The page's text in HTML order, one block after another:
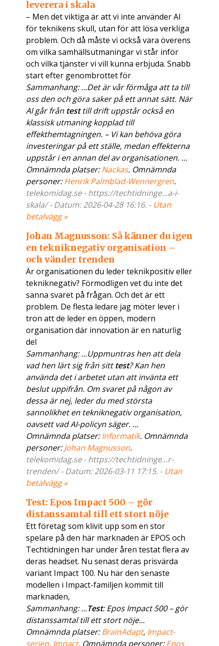
leverera i skala
– Men det viktiga är att vi inte använder AI
för teknikens skull, utan för att lösa verkliga
problem. Och då måste vi också vara överens
om vilka samhällsutmaningar vi står inför
och vilka tjänster vi vill kunna erbjuda. Snabb
start efter genombrottet för
Sammanhang: ...Det är vår förmåga att ta till
oss den och göra saker på ett annat sätt. När
AI går från testtill drift uppstår också en
klassisk utmaning kopplad till
effekthemtagningen. – Vi kan behöva göra
investeringar på ett ställe, medan effekterna
uppstår i en annan del av organisationen. ...
Omnämnda platser:Nackas. Omnämnda
personer:Henrik Palmblad-Wennergren.
telekomidag.se - https://techtidninge...a-i-
skala/ - Datum: 2026-04-28 16:16. - Utan
betalvägg »
Johan Magnusson: Så känner du igen
en tekniknegativ organisation –
och vänder trenden
Är organisationen du leder teknikpositiv eller
tekniknegativ? Förmodligen vet du inte det
sanna svaret på frågan. Och det är ett
problem. De flesta ledare jag möter lever i
tron att de leder en öppen, modern
organisation där innovation är en naturlig
del
Sammanhang: ...Uppmuntras hen att dela
vad hen lärt sig från sitttest? Kan hen
använda det i arbetet utan att invänta ett
beslut uppifrån. Om svaret på någon av
dessa är nej, leder du med största
sannolikhet en tekniknegativ organisation,
oavsett vad AI-policyn säger. ...
Omnämnda platser:Informatik. Omnämnda
personer:Johan Magnusson.
telekomidag.se - https://techtidninge...r-
trenden/ - Datum: 2026-03-11 17:15. - Utan
betalvägg »
Test: Epos Impact 500 – gör
distanssamtal till ett stort nöje
Ett företag som klivit upp som en stor
spelare på den här marknaden är EPOS och
Techtidningen har under åren testat flera av
deras headset. Nu senast deras prisvärda
variant Impact 100. Nu har den senaste
modellen i Impact-familjen kommit till
marknaden,
Sammanhang: ...Test: Epos Impact 500 – gör
distanssamtal till ett stort nöje...
Omnämnda platser:BrainAdapt, Impact-
serien, Impact. Omnämnda personer: Epos